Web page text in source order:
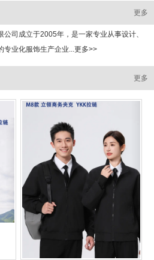
更多
公司成立于2005年，是一家专业从事设计、
专业化服饰生产企业...更多>>
更多